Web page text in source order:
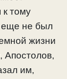
к тому
еще не был
жизни
Апостолов,
им,